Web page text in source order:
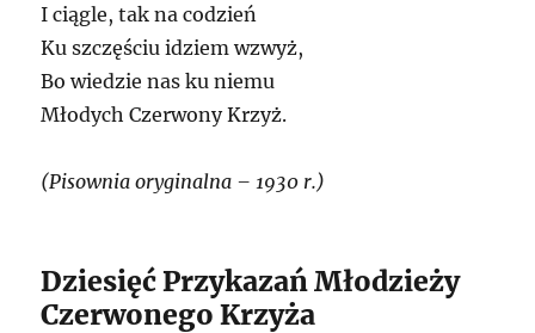
I ciągle, tak na codzień
Ku szczęściu idziem wzwyż,
Bo wiedzie nas ku niemu
Młodych Czerwony Krzyż.
(Pisownia oryginalna – 1930 r.)
Dziesięć Przykazań Młodzieży
Czerwonego Krzyża